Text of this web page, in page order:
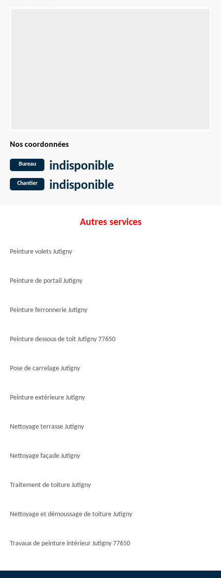
Nos coordonnées
Bureau indisponible
Chantier indisponible
Autres services
Peinture volets Jutigny
Peinture de portail Jutigny
Peinture ferronnerie Jutigny
Peinture dessous de toit Jutigny 77650
Pose de carrelage Jutigny
Peinture extérieure Jutigny
Nettoyage terrasse Jutigny
Nettoyage façade Jutigny
Traitement de toiture Jutigny
Nettoyage et démoussage de toiture Jutigny
Travaux de peinture intérieur Jutigny 77650